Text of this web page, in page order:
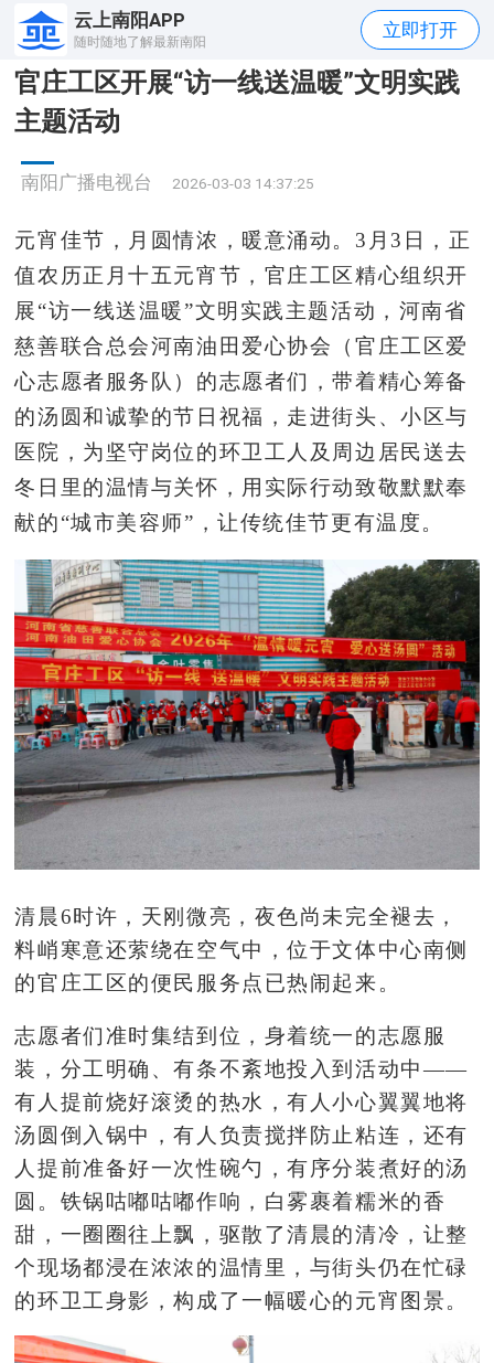
云上南阳APP
随时随地了解最新南阳
立即打开
官庄工区开展“访一线送温暖”文明实践
主题活动
南阳广播电视台 2026-03-03 14:37:25
元宵佳节，月圆情浓，暖意涌动。 3月3日，正
值农历正月十五元宵节，官庄工区精心组织开
展“访一线送温暖”文明实践主题活动，河南省
慈善联合总会河南油田爱心协会（官庄工区爱
心志愿者服务队）的志愿者们，带着精心筹备
的汤圆和诚挚的节日祝福，走进街头、小区与
医院 ，为坚守岗位的环卫工人及周边居民送去
冬日里的温情与关怀，用实际行动致敬默默奉
献的“城市美容师”，让传统佳节更有温度。
清晨6时许，天刚微亮，夜色尚未完全褪去，
料峭寒意还萦绕在空气中，位于文体中心南侧
的官庄工区的便民服务点已热闹起来。
志愿者们准时集结到位，身着统一的志愿服
装，分工明确、有条不紊地投入到活动中——
有人提前烧好滚烫的热水，有人小心翼翼地将
汤圆倒入锅中，有人负责搅拌防止粘连，还有
人提前准备好一次性碗勺，有序分装煮好的汤
圆。铁锅咕嘟咕嘟作响，白雾裹着糯米的香
甜，一圈圈往上飘，驱散了清晨的清冷，让整
个现场都浸在浓浓的温情里，与街头仍在忙碌
的环卫工身影，构成了一幅暖心的元宵图景。